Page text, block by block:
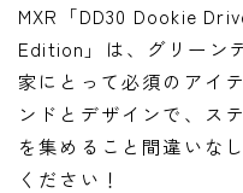
MXR「DD30 Dookie
Edition」は、グリーン
家にとって必須のアイ
ンドとデザインで、ス
を集めること間違いな
ください！